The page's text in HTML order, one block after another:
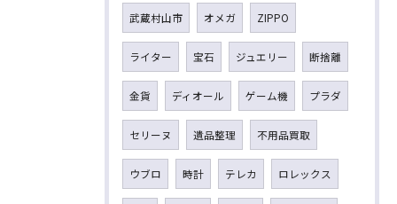
武蔵村山市 オメガ ZIPPO
ライター 宝石 ジュエリー 断捨離
金貨 ディオール ゲーム機 プラダ
セリーヌ 遺品整理 不用品買取
ウブロ 時計 テレカ ロレックス